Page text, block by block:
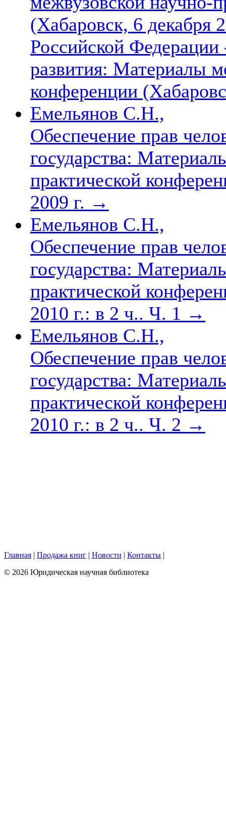
(Хабаровск, 6 декабря
Российской Федерации
развития: Материалы
конференции
Емельянов С.Н.,
Обеспечение прав
государства:
практической
2009 г. →
Емельянов С.Н.,
Обеспечение прав
государства:
практической
2010 г.: в 2 ч.. Ч. 1 →
Емельянов С.Н.,
Обеспечение прав
государства:
практической
2010 г.: в 2 ч.. Ч. 2 →
Главная | Продажа книг | Новости | Контакты |
© 2026 Юридическая научная библиотека